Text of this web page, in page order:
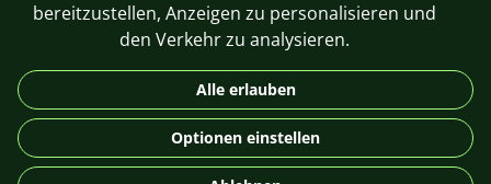
DE
© 2026 For Aquarist
bereitzustellen, Anzeigen zu personalisieren und
den Verkehr zu analysieren.
Alle erlauben
Optionen einstellen